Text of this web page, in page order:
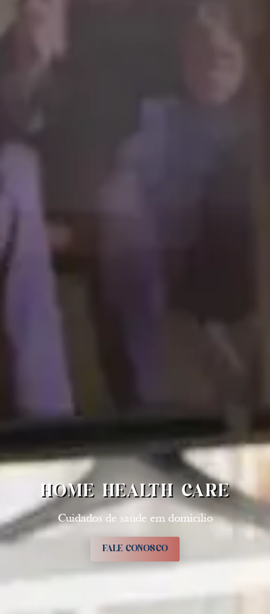
HOME HEALTH CARE
Cuidados de saúde em domicílio
FALE CONOSCO